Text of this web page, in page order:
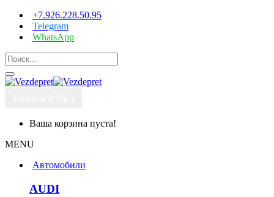
+7.926.228.50.95
Telegram
WhatsApp
Ваша корзина пуста!
MENU
Автомобили
AUDI